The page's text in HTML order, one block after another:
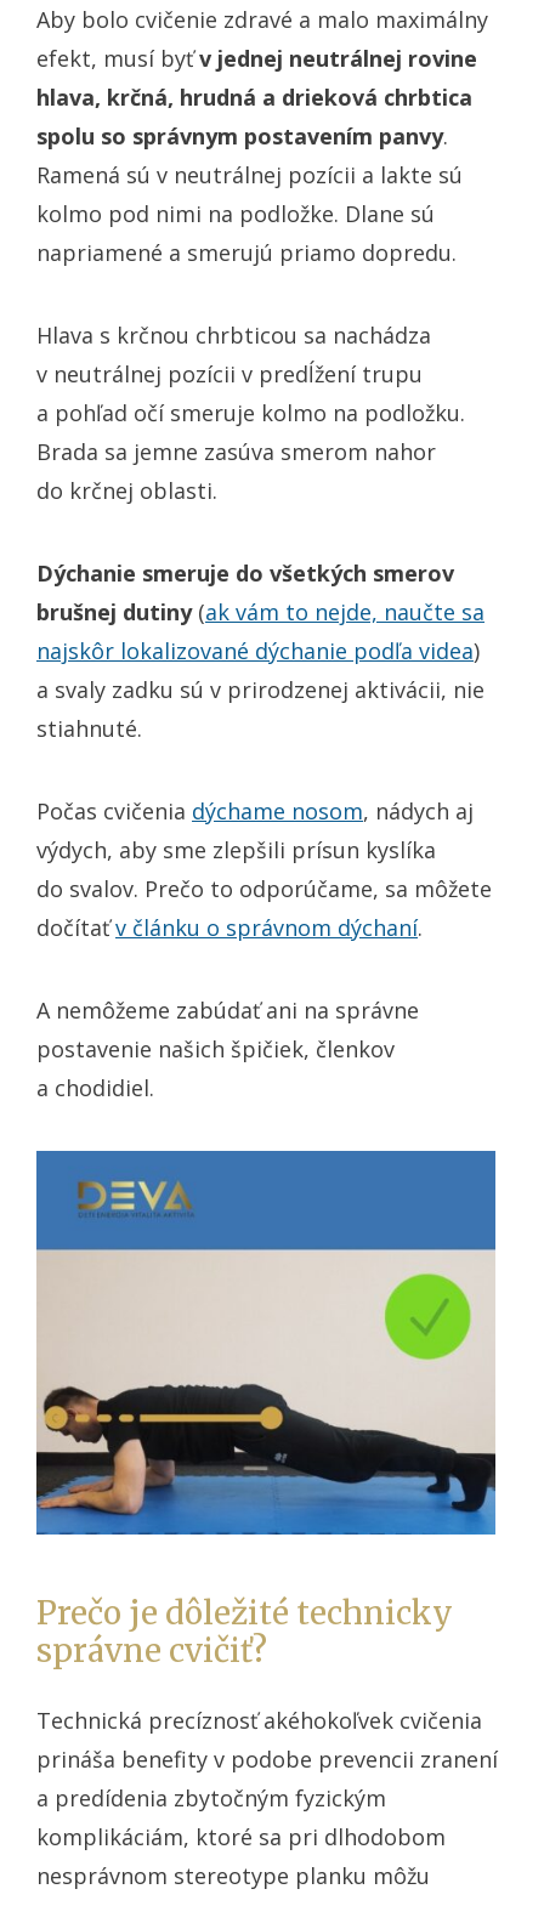
Aby bolo cvičenie zdravé a malo maximálny
efekt, musí byťv jednej neutrálnej rovine
hlava, krčná, hrudná a drieková chrbtica
spolu so správnym postavením panvy.
Ramená sú v neutrálnej pozícii a lakte sú
kolmo pod nimi na podložke. Dlane sú
napriamené a smerujú priamo dopredu.
Hlava s krčnou chrbticou sa nachádza
v neutrálnej pozícii v predĺžení trupu
a pohľad očí smeruje kolmo na podložku.
Brada sa jemne zasúva smerom nahor
do krčnej oblasti.
Dýchanie smeruje do všetkých smerov
brušnej dutiny(ak vám to nejde, naučte sa
najskôr lokalizované dýchanie podľa videa)
a svaly zadku sú v prirodzenej aktivácii, nie
stiahnuté.
Počas cvičenia dýchame nosom, nádych aj
výdych, aby sme zlepšili prísun kyslíka
do svalov. Prečo to odporúčame, sa môžete
dočítaťv článku o správnom dýchaní.
A nemôžeme zabúdať ani na správne
postavenie našich špičiek, členkov
a chodidiel.
Prečo je dôležité technicky
správne cvičiť?
Technická precíznosť akéhokoľvek cvičenia
prináša benefity v podobe prevencii zranení
a predídenia zbytočným fyzickým
komplikáciám, ktoré sa pri dlhodobom
nesprávnom stereotype planku môžu